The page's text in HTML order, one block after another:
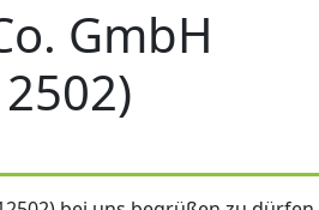
GmbH